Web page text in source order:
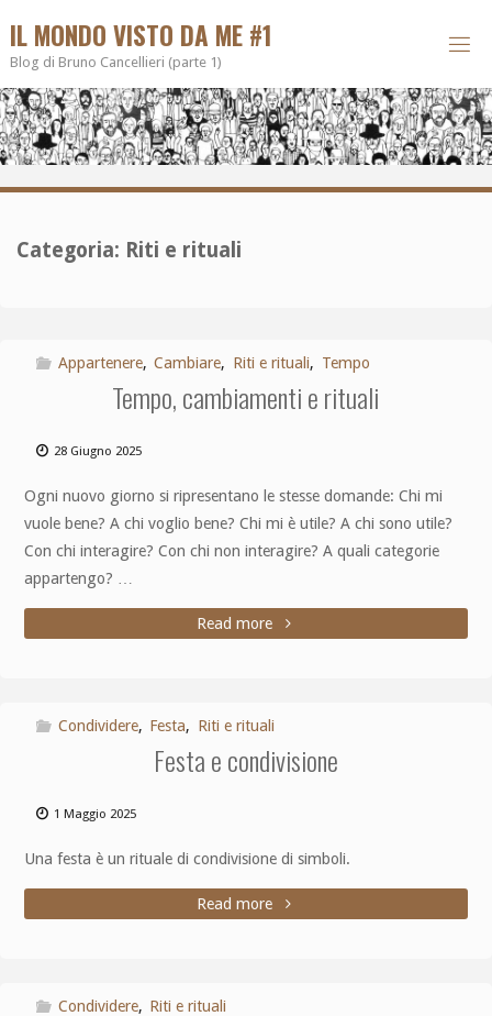
IL MONDO VISTO DA ME #1
Blog di Bruno Cancellieri (parte 1)
Categoria: Riti e rituali
Appartenere, Cambiare, Riti e rituali, Tempo
Tempo, cambiamenti e rituali
28 Giugno 2025
Ogni nuovo giorno si ripresentano le stesse domande: Chi mi
vuole bene? A chi voglio bene? Chi mi è utile? A chi sono utile?
Con chi interagire? Con chi non interagire? A quali categorie
appartengo? …
Read more
Condividere, Festa, Riti e rituali
Festa e condivisione
1 Maggio 2025
Una festa è un rituale di condivisione di simboli.
Read more
Condividere, Riti e rituali